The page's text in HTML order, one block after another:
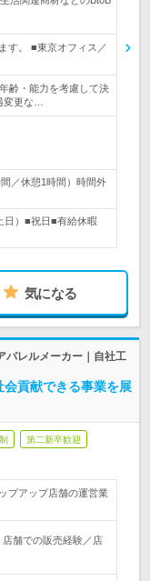
す。 ■東京オフィス／
齢・能力を考慮して決
変更な…
／休憩1時間）時間外
日）■祝日■有給休暇
気になる
レルメーカー｜自社工
貢献できる事業を展
第二新卒歓迎
プアップ店舗の運営業
店舗での販売経験／店